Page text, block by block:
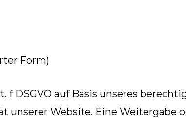
Form)
f DSGVO auf Basis unseres
unserer Website. Eine Weitergabe